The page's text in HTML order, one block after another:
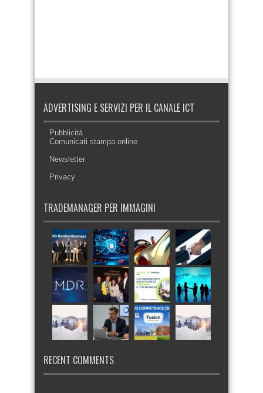
ADVERTISING E SERVIZI PER IL CANALE ICT
Pubblicità
Comunicati stampa online
Newsletter
Privacy
TRADEMANAGER PER IMMAGINI
RECENT COMMENTS